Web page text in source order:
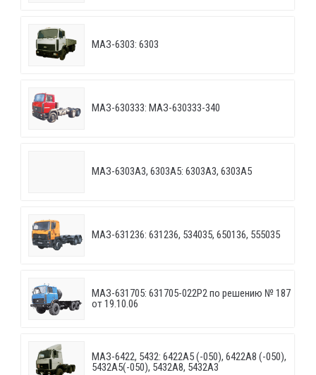
МАЗ-6303: 6303
МАЗ-630333: МАЗ-630333-340
МАЗ-6303A3, 6303A5: 6303A3, 6303A5
МАЗ-631236: 631236, 534035, 650136, 555035
МАЗ-631705: 631705-022P2 по решению № 187
от 19.10.06
МАЗ-6422, 5432: 6422A5 (-050), 6422A8 (-050),
5432A5(-050), 5432A8, 5432A3